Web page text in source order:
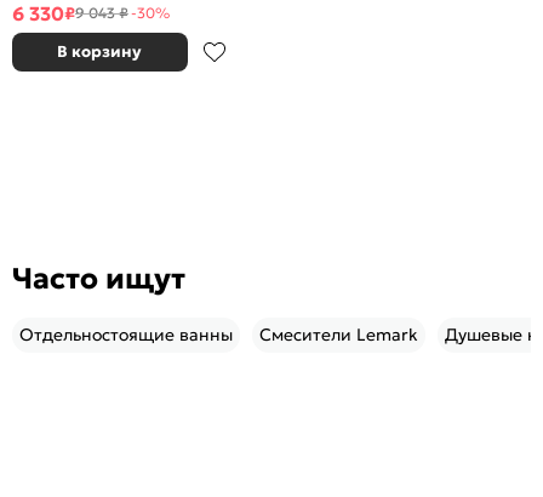
6 330₽9 043 ₽-30%
В корзину
Часто ищут
Отдельностоящие ванны Смесители Lemark Душевые